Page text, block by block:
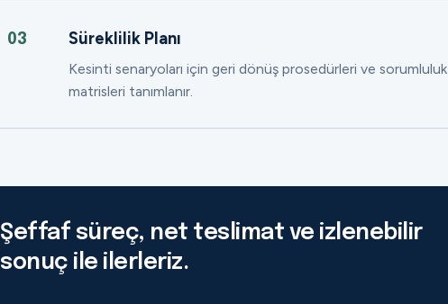
03 Süreklilik Planı
Kesinti senaryoları için geri dönüş prosedürleri ve sorumluluk
matrisleri tanımlanır.
Şeffaf süreç, net teslimat ve izlenebilir
sonuç ile ilerleriz.